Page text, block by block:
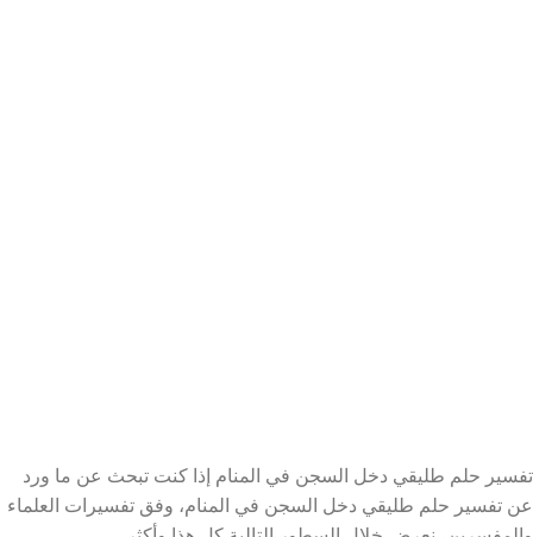
تفسير حلم طليقي دخل السجن في المنام إذا كنت تبحث عن ما ورد
عن تفسير حلم طليقي دخل السجن في المنام، وفق تفسيرات العلماء